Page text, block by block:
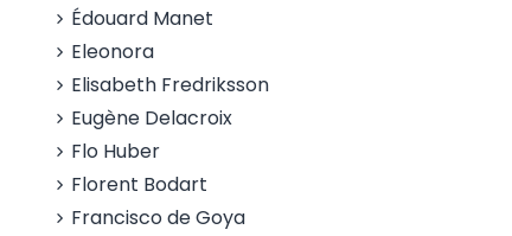
Édouard Manet
Eleonora
Elisabeth Fredriksson
Eugène Delacroix
Flo Huber
Florent Bodart
Francisco de Goya